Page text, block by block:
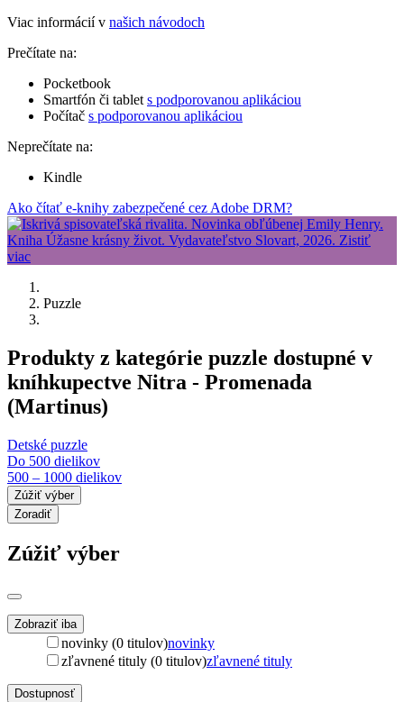
Viac informácií v našich návodoch
Prečítate na:
Pocketbook
Smartfón či tablet s podporovanou aplikáciou
Počítač s podporovanou aplikáciou
Neprečítate na:
Kindle
Ako čítať e-knihy zabezpečené cez Adobe DRM?
Puzzle
Produkty z kategórie puzzle dostupné v
kníhkupectve Nitra - Promenada
(Martinus)
Detské puzzle
Do 500 dielikov
500 – 1000 dielikov
Zúžiť výber
Zoradiť
Zúžiť výber
Zobraziť iba
novinky (0 titulov)novinky
zľavnené tituly (0 titulov)zľavnené tituly
Dostupnosť